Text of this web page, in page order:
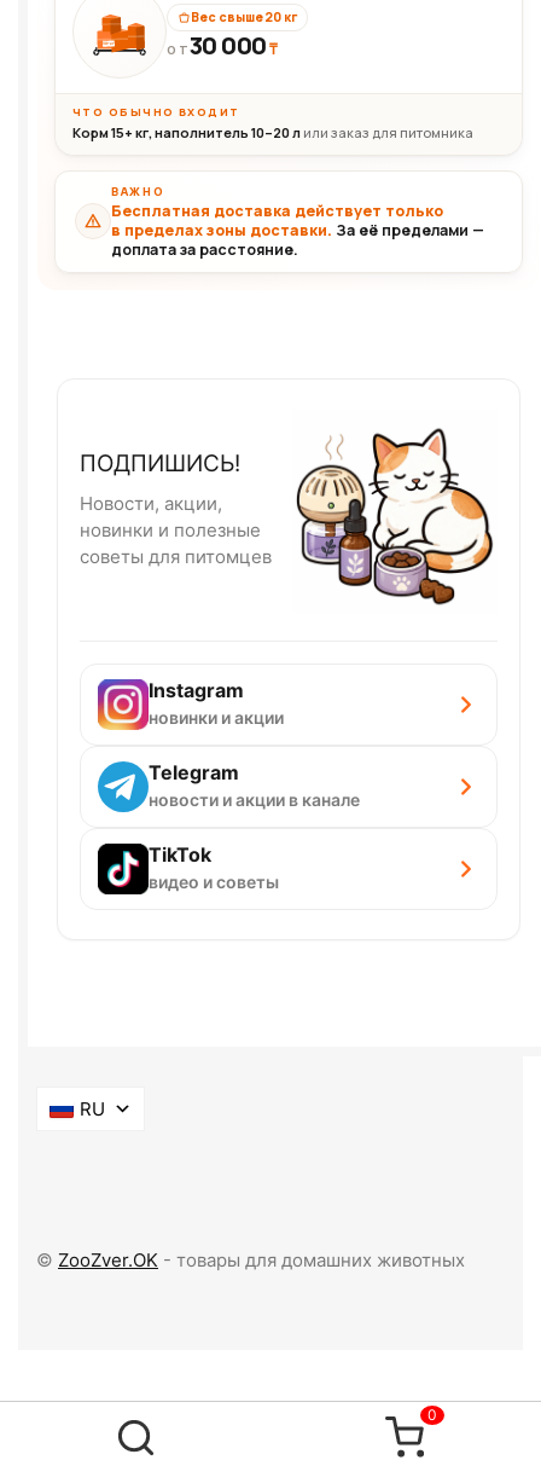
30+кг
Вес свыше 20 кг
ОТ30 000₸
ЧТО ОБЫЧНО ВХОДИТ
Корм 15+ кг, наполнитель 10–20 л или заказ для питомника
ВАЖНО
Бесплатная доставка действует только
в пределах зоны доставки. За её пределами —
доплата за расстояние.
ПОДПИШИСЬ!
Новости, акции,
новинки и полезные
советы для питомцев
Instagram
новинки и акции
Telegram
новости и акции в канале
TikTok
видео и советы
RU
© ZooZver.OK - товары для домашних животных
0